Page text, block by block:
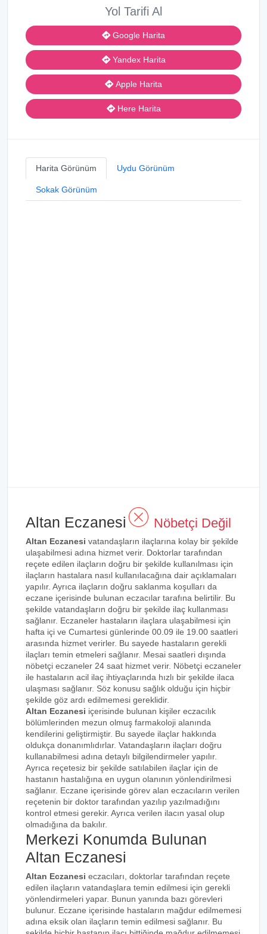
Yol Tarifi Al
Google Harita
Yandex Harita
Apple Harita
Here Harita
Harita Görünüm Uydu Görünüm
Sokak Görünüm
Altan Eczanesi Nöbetçi Değil
Altan Eczanesi vatandaşların ilaçlarına kolay bir şekilde
ulaşabilmesi adına hizmet verir. Doktorlar tarafından
reçete edilen ilaçların doğru bir şekilde kullanılması için
ilaçların hastalara nasıl kullanılacağına dair açıklamaları
yapılır. Ayrıca ilaçların doğru saklanma koşulları da
eczane içerisinde bulunan eczacılar tarafına belirtilir. Bu
şekilde vatandaşların doğru bir şekilde ilaç kullanması
sağlanır. Eczaneler hastaların ilaçlara ulaşabilmesi için
hafta içi ve Cumartesi günlerinde 00.09 ile 19.00 saatleri
arasında hizmet verirler. Bu sayede hastaların gerekli
ilaçları temin etmeleri sağlanır. Mesai saatleri dışında
nöbetçi eczaneler 24 saat hizmet verir. Nöbetçi eczaneler
ile hastaların acil ilaç ihtiyaçlarında hızlı bir şekilde ilaca
ulaşması sağlanır. Söz konusu sağlık olduğu için hiçbir
şekilde göz ardı edilmemesi gereklidir.
Altan Eczanesi içerisinde bulunan kişiler eczacılık
bölümlerinden mezun olmuş farmakoloji alanında
kendilerini geliştirmiştir. Bu sayede ilaçlar hakkında
oldukça donanımlıdırlar. Vatandaşların ilaçları doğru
kullanabilmesi adına detaylı bilgilendirmeler yapılır.
Ayrıca reçetesiz bir şekilde satılabilen ilaçlar için de
hastanın hastalığına en uygun olanının yönlendirilmesi
sağlanır. Eczane içerisinde görev alan eczacıların verilen
reçetenin bir doktor tarafından yazılıp yazılmadığını
kontrol etmesi gerekir. Ayrıca verilen ilacın yasal olup
olmadığına da bakılır.
Merkezi Konumda Bulunan
Altan Eczanesi
Altan Eczanesi eczacıları, doktorlar tarafından reçete
edilen ilaçların vatandaşlara temin edilmesi için gerekli
yönlendirmeleri yapar. Bunun yanında bazı görevleri
bulunur. Eczane içerisinde hastaların mağdur edilmemesi
adına eksik olan ilaçların temin edilmesi sağlanır. Bu